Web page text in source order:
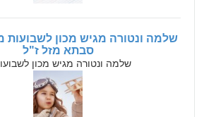
שלמה ונטורה מגיש מכון
סבתא מזל ז"ל
שלמה ונטורה מגיש מכון